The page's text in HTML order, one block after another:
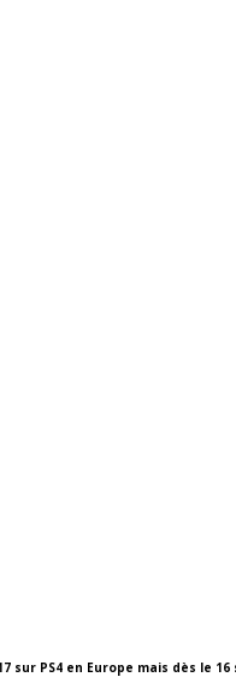
PS4 en Europe mais dès le